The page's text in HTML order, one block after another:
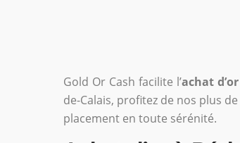
Gold Or Cash facilite l’achat
de-Calais, profitez de nos plus
placement en toute sérénité.